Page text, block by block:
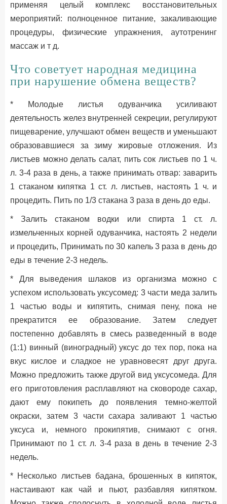
применяя целый комплекс восстановительных
мероприятий: полноценное питание, закаливающие
процедуры, физические упражнения, аутотренинг
массаж и т д.
Что советует народная медицина
при нарушение обмена веществ?
* Молодые листья одуванчика усиливают
деятельность желез внутренней секреции, регулируют
пищеварение, улучшают обмен веществ и уменьшают
образовавшиеся за зиму жировые отложения. Из
листьев можно делать салат, пить сок листьев по 1 ч.
л. 3-4 раза в день, а также принимать отвар: заварить
1 стаканом кипятка 1 ст. л. листьев, настоять 1 ч. и
процедить. Пить по 1/3 стакана 3 раза в день до еды.
* Залить стаканом водки или спирта 1 ст. л.
измельченных корней одуванчика, настоять 2 недели
и процедить, Принимать по 30 капель 3 раза в день до
еды в течение 2-3 недель.
* Для выведения шлаков из организма можно с
успехом использовать уксусомед: 3 части меда залить
1 частью воды и кипятить, снимая пену, пока не
прекратится ее образование. Затем следует
постепенно добавлять в смесь разведенный в воде
(1:1) винный (виноградный) уксус до тех пор, пока на
вкус кислое и сладкое не уравновесят друг друга.
Можно предложить также другой вид уксусомеда. Для
его приготовления расплавляют на сковороде сахар,
дают ему покипеть до появления темно-желтой
окраски, затем 3 части сахара заливают 1 частью
уксуса и, немного прокипятив, снимают с огня.
Принимают по 1 ст. л. 3-4 раза в день в течение 2-3
недель.
* Несколько листьев бадана, брошенных в кипяток,
настаивают как чай и пьют, разбавляя кипятком.